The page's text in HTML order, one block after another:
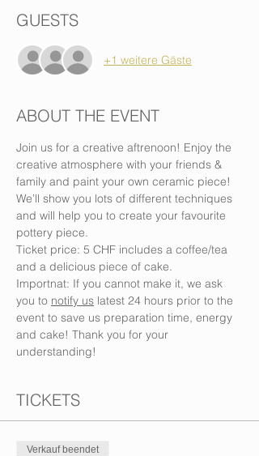
GUESTS
+1 weitere Gäste
ABOUT THE EVENT
Join us for a creative aftrenoon! Enjoy the
creative atmosphere with your friends &
family and paint your own ceramic piece!
We’ll show you lots of different techniques
and will help you to create your favourite
pottery piece.
Ticket price: 5 CHF includes a coffee/tea
and a delicious piece of cake.
Importnat: If you cannot make it, we ask
you to notify us latest 24 hours prior to the
event to save us preparation time, energy
and cake! Thank you for your
understanding!
TICKETS
Verkauf beendet